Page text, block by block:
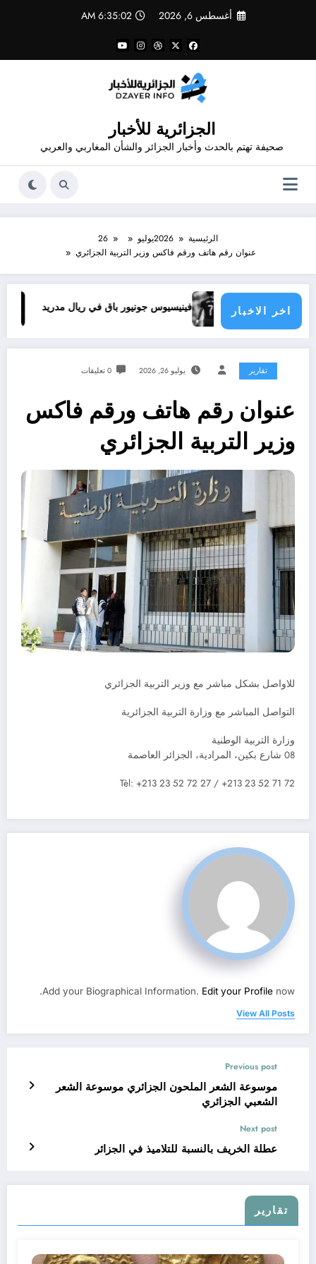
أغسطس 6, 2026 6:35:03 AM
الجزائرية للأخبار
صحيفة تهتم بالحدث وأخبار الجزائر والشأن المغاربي والعربي
الرئيسية 2026يوليو
26
عنوان رقم هاتف ورقم فاكس وزير التربية الجزائري
اخر الاخباريحدث فينيسيوس جونيور باق في ريال مدريد
تقارير يوليو 26, 2026 0 تعليقات
عنوان رقم هاتف ورقم فاكس
وزير التربية الجزائري
للاواصل بشكل مباشر مع وزير التربية الجزائري
التواصل المباشر مع وزارة التربية الجزائرية
وزارة التربية الوطنية
08 شارع بكين، المرادية، الجزائر العاصمة
Tèl: +213 23 52 72 27 / +213 23 52 71 72
Add your Biographical Information. Edit your Profile now.
View All Posts
Previous post
موسوعة الشعر الملحون الجزائري موسوعة الشعر
الشعبي الجزائري
Next post
عطلة الخريف بالنسبة للتلاميذ في الجزائر
تقارير